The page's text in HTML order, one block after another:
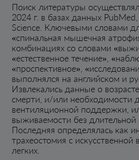
Поиск литературы
2024 г. в базах данных
Science. Ключевыми словами
«спинальная мышечная
комбинациях со словами
«естественное течение»,
«проспективное»,
выполнялся на английском и
Извлекались данные о
смерти, и/или необходимости
вентиляционной поддержки,
выживаемости без длительной
Последняя определялась как
трахеостомия с искусственной
легких.